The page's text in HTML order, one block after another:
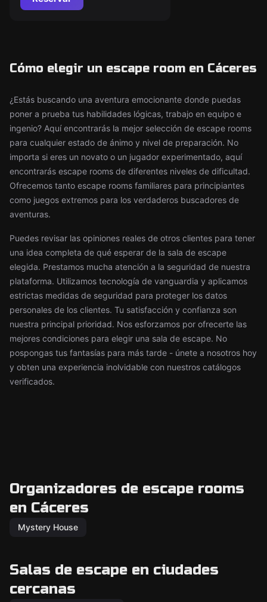
Cómo elegir un escape room en Cáceres
¿Estás buscando una aventura emocionante donde puedas
poner a prueba tus habilidades lógicas, trabajo en equipo e
ingenio? Aquí encontrarás la mejor selección de escape rooms
para cualquier estado de ánimo y nivel de preparación. No
importa si eres un novato o un jugador experimentado, aquí
encontrarás escape rooms de diferentes niveles de dificultad.
Ofrecemos tanto escape rooms familiares para principiantes
como juegos extremos para los verdaderos buscadores de
aventuras.
Puedes revisar las opiniones reales de otros clientes para tener
una idea completa de qué esperar de la sala de escape
elegida. Prestamos mucha atención a la seguridad de nuestra
plataforma. Utilizamos tecnología de vanguardia y aplicamos
estrictas medidas de seguridad para proteger los datos
personales de los clientes. Tu satisfacción y confianza son
nuestra principal prioridad. Nos esforzamos por ofrecerte las
mejores condiciones para elegir una sala de escape. No
pospongas tus fantasías para más tarde - únete a nosotros hoy
y obten una experiencia inolvidable con nuestros catálogos
verificados.
Organizadores de escape rooms
en Cáceres
Mystery House
Salas de escape en ciudades
cercanas